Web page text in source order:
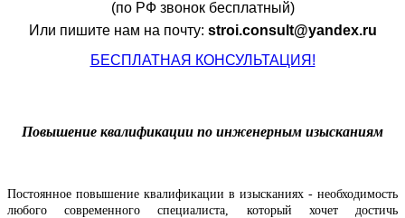
(по РФ звонок бесплатный)
Или пишите нам на почту: stroi.consult@yandex.ru
БЕСПЛАТНАЯ КОНСУЛЬТАЦИЯ!
Повышение квалификации по инженерным изысканиям
Постоянное повышение квалификации в изысканиях - необходимость
любого современного специалиста, который хочет достичь